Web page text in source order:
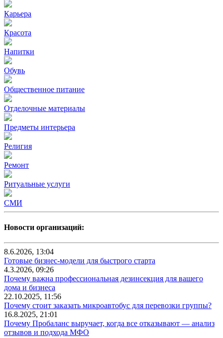
Карьера
Красота
Напитки
Обувь
Общественное питание
Отделочные материалы
Предметы интерьера
Религия
Ремонт
Ритуальные услуги
СМИ
Новости организаций:
8.6.2026, 13:04
Готовые бизнес-модели для быстрого старта
4.3.2026, 09:26
Почему важна профессиональная дезинсекция для вашего
дома и бизнеса
22.10.2025, 11:56
Почему стоит заказать микроавтобус для перевозки группы?
16.8.2025, 21:01
Почему Пробаланс выручает, когда все отказывают — анализ
отзывов и подхода МФО